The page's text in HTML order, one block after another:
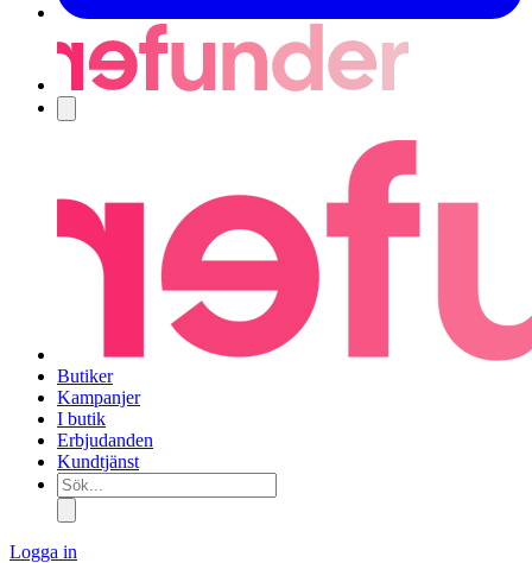
Butiker
Kampanjer
I butik
Erbjudanden
Kundtjänst
Sök...
Logga in